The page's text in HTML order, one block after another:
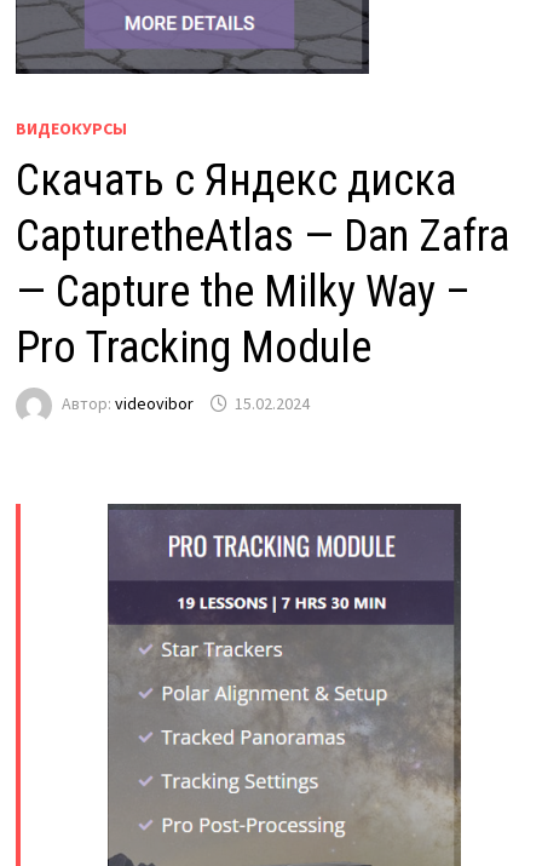
ВИДЕОКУРСЫ
Скачать с Яндекс диска
CapturetheAtlas — Dan Zafra
— Capture the Milky Way –
Pro Tracking Module
Автор: videovibor 15.02.2024